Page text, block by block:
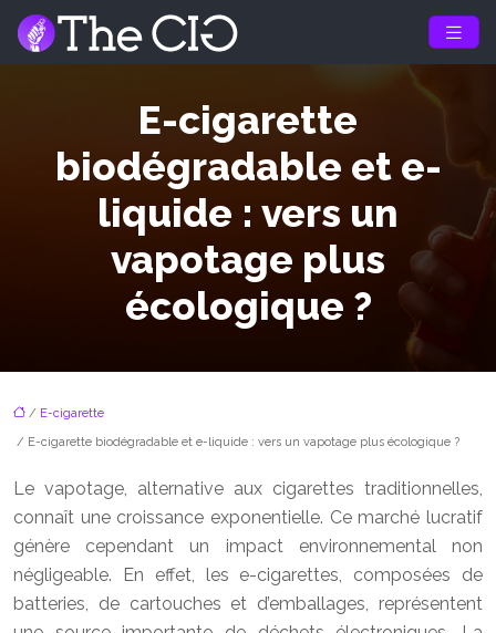
E-cigarette
biodégradable et e-
liquide : vers un
vapotage plus
écologique ?
/ E-cigarette
/ E-cigarette biodégradable et e-liquide : vers un vapotage plus écologique ?
Le vapotage, alternative aux cigarettes traditionnelles,
connaît une croissance exponentielle. Ce marché lucratif
génère cependant un impact environnemental non
négligeable. En effet, les e-cigarettes, composées de
batteries, de cartouches et d’emballages, représentent